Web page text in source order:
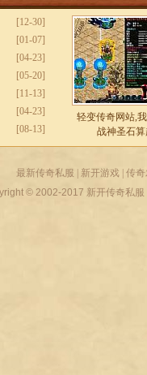
[12-30]
[01-07]
[04-23]
[05-20]
[11-13]
[04-23]
[08-13]
轻变传奇网站,
战神圣石
最新传奇私服 新开游戏 传
© 2002-2017 新开传奇私服